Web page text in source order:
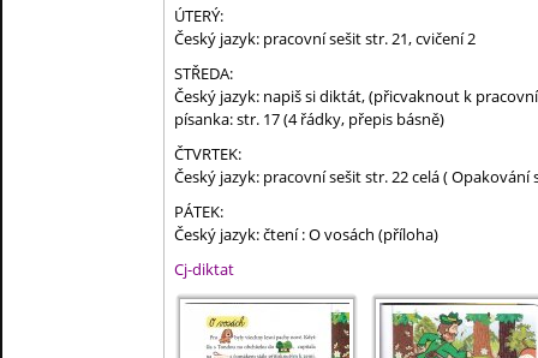
ÚTERÝ:
Český jazyk: pracovní sešit str. 21, cvičení 2
STŘEDA:
Český jazyk: napiš si diktát, (přicvaknout k
písanka: str. 17 (4 řádky, přepis básně)
ČTVRTEK:
Český jazyk: pracovní sešit str. 22 celá ( Opakování
PÁTEK:
Český jazyk: čtení : O vosách (příloha)
Cj-diktat